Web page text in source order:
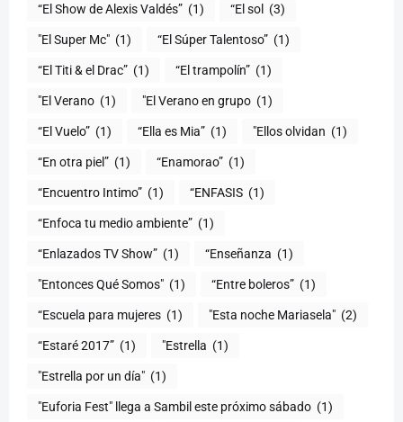
“El Show de Alexis Valdés” (1) “El sol (3)
"El Super Mc" (1) (1)
“El Titi & el Drac” (1) “El trampolín” (1)
"El Verano (1) "El Verano en grupo (1)
(1) “Ella es Mia” (1) "Ellos olvidan (1)
“En otra piel” (1) “Enamorao” (1)
“Encuentro Intimo” (1) “ENFASIS (1)
“Enfoca tu medio ambiente” (1)
“Enlazados TV Show” (1) “Enseñanza (1)
"Entonces Qué Somos" (1) “Entre boleros” (1)
“Escuela para mujeres (1) "Esta noche Mariasela" (2)
“Estaré 2017” (1) "Estrella (1)
"Estrella por un día" (1)
"Euforia Fest" llega a Sambil este próximo sábado (1)